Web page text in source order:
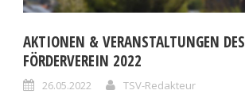
AKTIONEN & VERANSTALTUNGEN DES
FÖRDERVEREIN 2022
26.05.2022 TSV-Redakteur